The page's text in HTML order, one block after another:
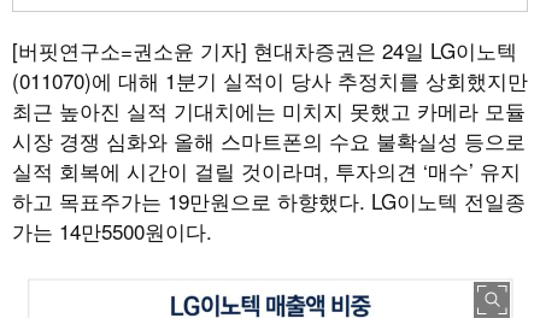
[버핏연구소=권소윤 기자] 현대차증권은 24일 LG이노텍
(011070)에 대해 1분기 실적이 당사 추정치를 상회했지만
최근 높아진 실적 기대치에는 미치지 못했고 카메라 모듈
시장 경쟁 심화와 올해 스마트폰의 수요 불확실성 등으로
실적 회복에 시간이 걸릴 것이라며, 투자의견 ‘매수’ 유지
하고 목표주가는 19만원으로 하향했다. LG이노텍 전일종
가는 14만5500원이다.